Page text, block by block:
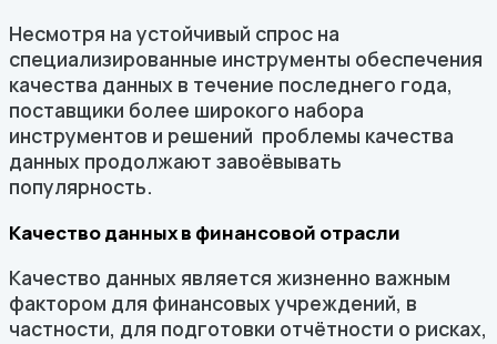
Несмотря на устойчивый спрос на
специализированные инструменты обеспечения
качества данных в течение последнего года,
поставщики более широкого набора
инструментов и решений проблемы качества
данных продолжают завоёвывать
популярность.
Качество данных в финансовой отрасли
Качество данных является жизненно важным
фактором для финансовых учреждений, в
частности, для подготовки отчётности о рисках,